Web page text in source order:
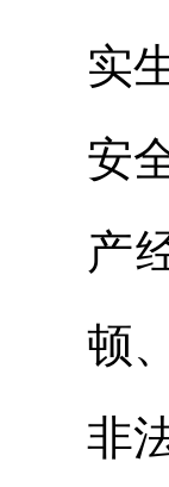
实
安
产
顿
非